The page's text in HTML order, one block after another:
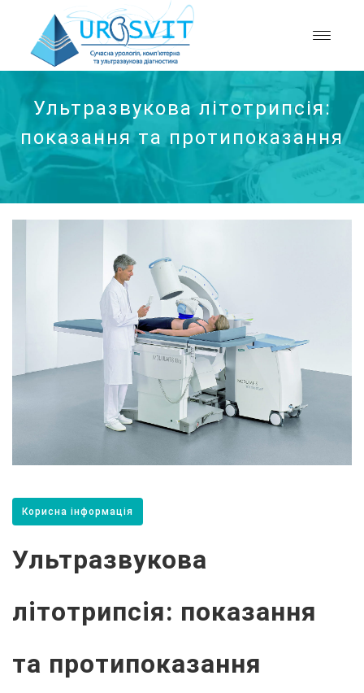
Ультразвукова літотрипсія:
показання та протипоказання
Корисна інформація
Ультразвукова
літотрипсія: показання
та протипоказання